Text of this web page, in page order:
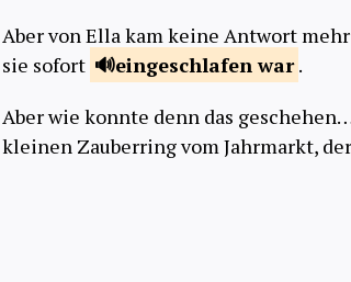
Aber von Ella kam keine Antwort
sie sofort
eingeschlafenwar .
Aber wie konnte denn das
kleinen Zauberring vom Jahrmarkt,